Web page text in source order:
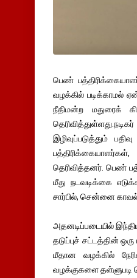
பெண்
வழக்கில் படிக்காமல்
நீதிமன்ற மதுரைக்
இழிவுப்படுத்தும்
தெரிவித்தனர். பெண்
மீது நடவடிக்கை
சார்பில், சென்னை
அதனடிப்படையில்
தடுப்புச் சட்டத்தின்
மீதான வழக்கில்
வழக்குகளை தள்ளுபடி